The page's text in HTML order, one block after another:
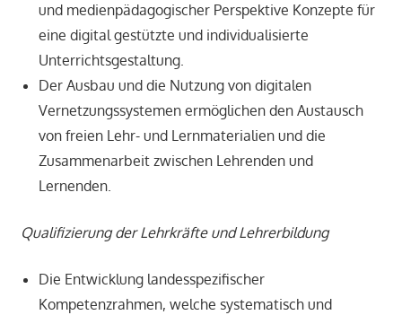
und medienpädagogischer Perspektive Konzepte für
eine digital gestützte und individualisierte
Unterrichtsgestaltung.
Der Ausbau und die Nutzung von digitalen
Vernetzungssystemen ermöglichen den Austausch
von freien Lehr- und Lernmaterialien und die
Zusammenarbeit zwischen Lehrenden und
Lernenden.
Qualifizierung der Lehrkräfte und Lehrerbildung
Die Entwicklung landesspezifischer
Kompetenzrahmen, welche systematisch und